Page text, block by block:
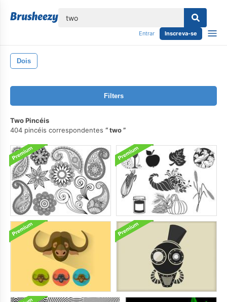
Entrar Inscreva-se
Dois
Filters
Two Pincéis
404 pincéis correspondentes
two